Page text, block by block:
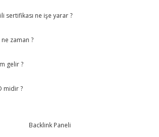
sertifikası ne işe yarar ?
zaman ?
gelir ?
midir ?